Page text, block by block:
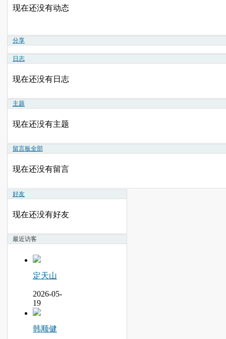
现在还没有动态
分享
日志
现在还没有日志
主题
现在还没有主题
留言板全部
现在还没有留言
好友
现在还没有好友
最近访客
定天山
2026-05-
19
韩顺健